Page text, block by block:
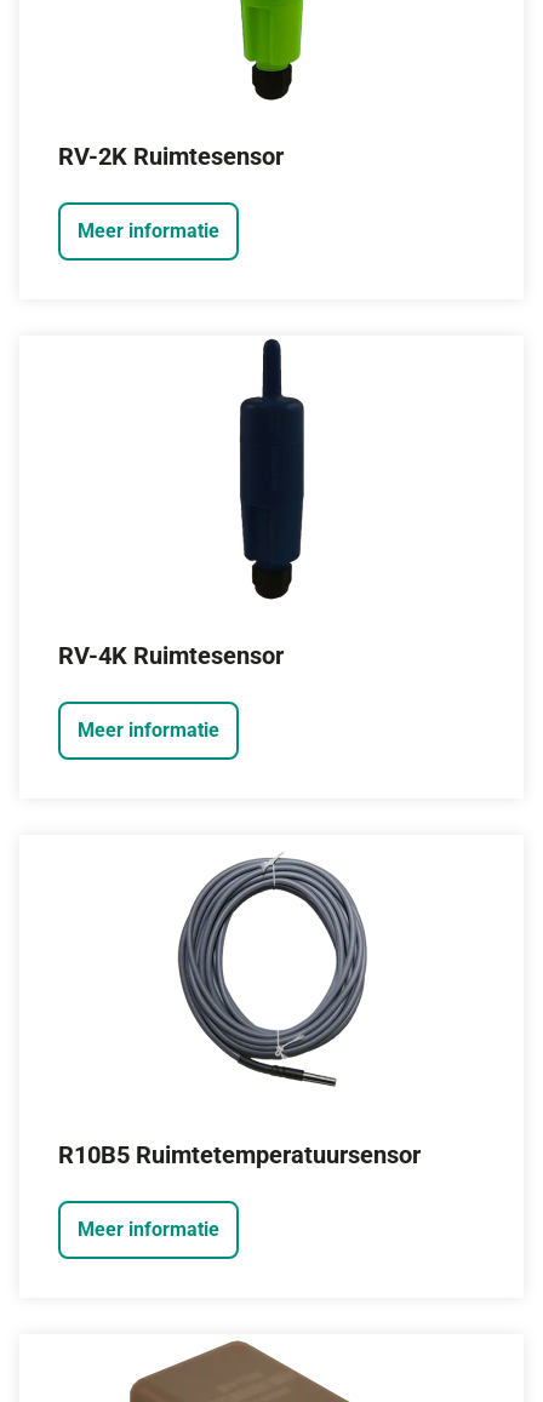
RV-2K Ruimtesensor
Meer informatie
RV-4K Ruimtesensor
Meer informatie
R10B5 Ruimtetemperatuursensor
Meer informatie